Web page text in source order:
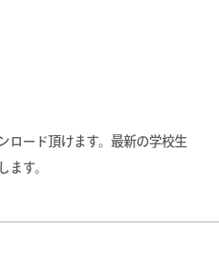
ロード頂けます。最新の学校生
す。